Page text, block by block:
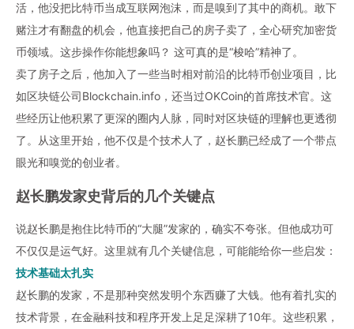
活，他没把比特币当成互联网泡沫，而是嗅到了其中的商机。敢下
赌注才有翻盘的机会，他直接把自己的房子卖了，全心研究加密货
币领域。这步操作你能想象吗？ 这可真的是“梭哈”精神了。
卖了房子之后，他加入了一些当时相对前沿的比特币创业项目，比
如区块链公司Blockchain.info，还当过OKCoin的首席技术官。这
些经历让他积累了更深的圈内人脉，同时对区块链的理解也更透彻
了。从这里开始，他不仅是个技术人了，赵长鹏已经成了一个带点
眼光和嗅觉的创业者。
赵长鹏发家史背后的几个关键点
说赵长鹏是抱住比特币的“大腿”发家的，确实不夸张。但他成功可
不仅仅是运气好。这里就有几个关键信息，可能能给你一些启发：
技术基础太扎实
赵长鹏的发家，不是那种突然发明个东西赚了大钱。他有着扎实的
技术背景，在金融科技和程序开发上足足深耕了10年。这些积累，